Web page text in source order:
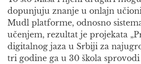
dopunjuju znanje u onlajn
Mudl platforme, odnosno
učenjem, rezultat je projekata
digitalnog jaza u Srbiji za
tri godine ga u 30 škola